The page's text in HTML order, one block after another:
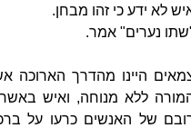
לא ידע כי זהו מבחן.
נערים" אמר.
היינו מהדרך הארוכה
ללא מנוחה, ואיש
של האנשים כרעו על